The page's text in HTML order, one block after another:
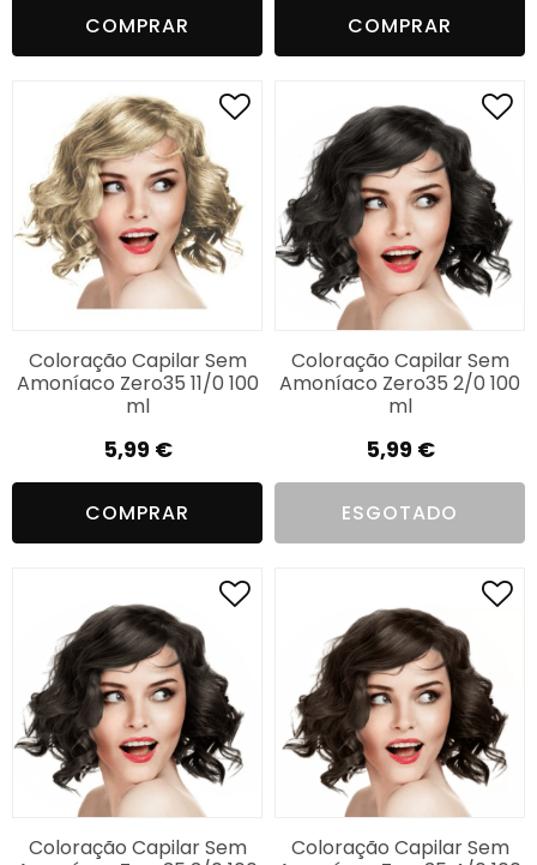
COMPRAR COMPRAR
Coloração Capilar Sem
Amoníaco Zero35 11/0 100
ml
5,99 €
COMPRAR
Coloração Capilar Sem
Amoníaco Zero35 2/0 100
ml
5,99 €
ESGOTADO
Coloração Capilar Sem
Coloração Capilar Sem